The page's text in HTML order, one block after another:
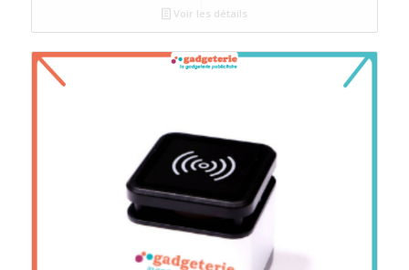
Voir les détails